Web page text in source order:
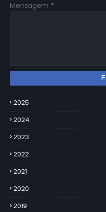
Mensagem *
2025
2024
2023
2022
2021
2020
2019